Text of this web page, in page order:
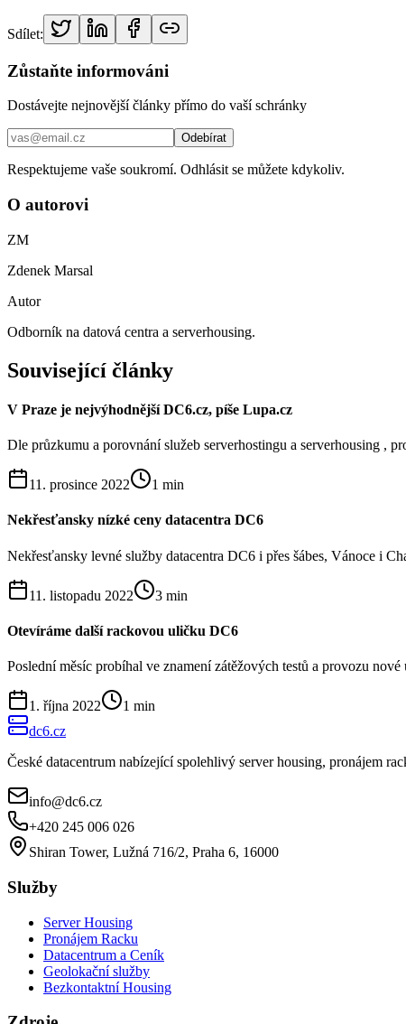
Sdílet:
Zůstaňte informováni
Dostávejte nejnovější články přímo do vaší schránky
Odebírat
Respektujeme vaše soukromí. Odhlásit se můžete kdykoliv.
O autorovi
ZM
Zdenek Marsal
Autor
Odborník na datová centra a serverhousing.
Související články
V Praze je nejvýhodnější DC6.cz, píše Lupa.cz
Dle průzkumu a porovnání služeb serverhostingu a serverhousing ,
11. prosince 2022 1 min
Nekřesťansky nízké ceny datacentra DC6
Nekřesťansky levné služby datacentra DC6 i přes šábes, Vánoce i
11. listopadu 2022 3 min
Otevíráme další rackovou uličku DC6
Poslední měsíc probíhal ve znamení zátěžových testů a provozu
1. října 2022 1 min
dc6.cz
České datacentrum nabízející spolehlivý server housing, pronájem
info@dc6.cz
+420 245 006 026
Shiran Tower, Lužná 716/2, Praha 6, 16000
Služby
Server Housing
Pronájem Racku
Datacentrum a Ceník
Geolokační služby
Bezkontaktní Housing